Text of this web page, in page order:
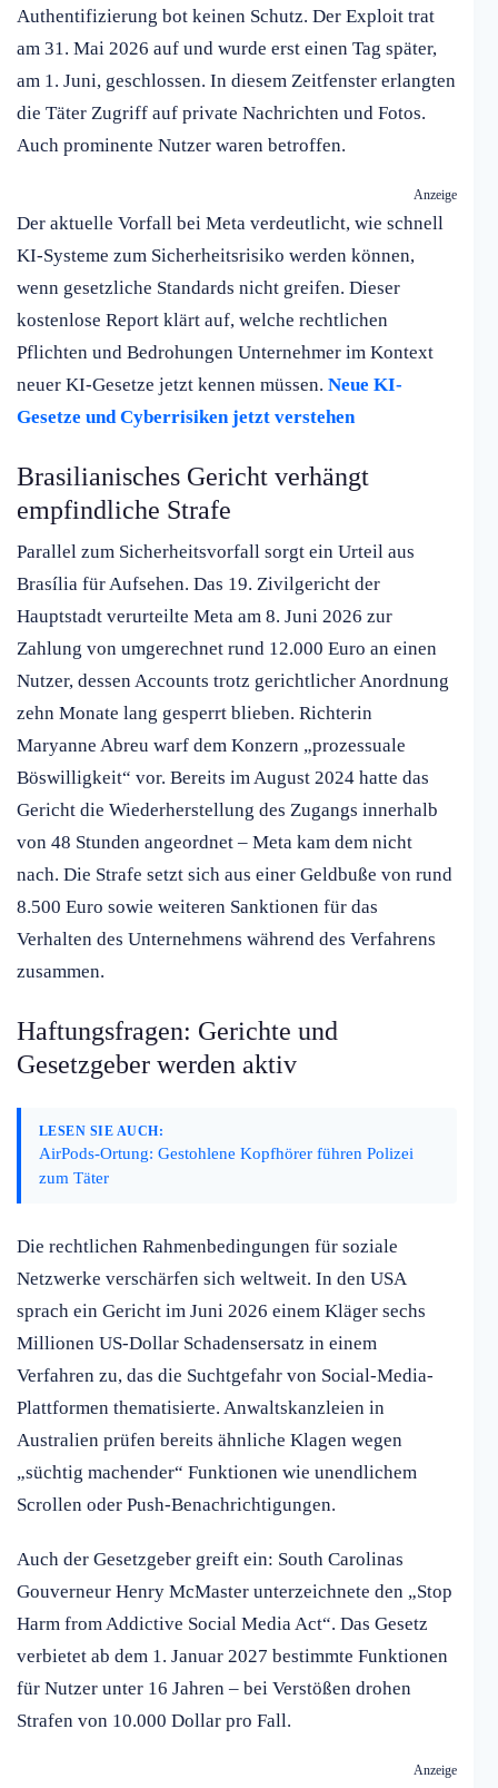
Authentifizierung bot keinen Schutz. Der Exploit trat
am 31. Mai 2026 auf und wurde erst einen Tag später,
am 1. Juni, geschlossen. In diesem Zeitfenster erlangten
die Täter Zugriff auf private Nachrichten und Fotos.
Auch prominente Nutzer waren betroffen.
Anzeige
Der aktuelle Vorfall bei Meta verdeutlicht, wie schnell
KI-Systeme zum Sicherheitsrisiko werden können,
wenn gesetzliche Standards nicht greifen. Dieser
kostenlose Report klärt auf, welche rechtlichen
Pflichten und Bedrohungen Unternehmer im Kontext
neuer KI-Gesetze jetzt kennen müssen. Neue KI-
Gesetze und Cyberrisiken jetzt verstehen
Brasilianisches Gericht verhängt
empfindliche Strafe
Parallel zum Sicherheitsvorfall sorgt ein Urteil aus
Brasília für Aufsehen. Das 19. Zivilgericht der
Hauptstadt verurteilte Meta am 8. Juni 2026 zur
Zahlung von umgerechnet rund 12.000 Euro an einen
Nutzer, dessen Accounts trotz gerichtlicher Anordnung
zehn Monate lang gesperrt blieben. Richterin
Maryanne Abreu warf dem Konzern „prozessuale
Böswilligkeit“ vor. Bereits im August 2024 hatte das
Gericht die Wiederherstellung des Zugangs innerhalb
von 48 Stunden angeordnet – Meta kam dem nicht
nach. Die Strafe setzt sich aus einer Geldbuße von rund
8.500 Euro sowie weiteren Sanktionen für das
Verhalten des Unternehmens während des Verfahrens
zusammen.
Haftungsfragen: Gerichte und
Gesetzgeber werden aktiv
LESEN SIE AUCH:
AirPods-Ortung: Gestohlene Kopfhörer führen Polizei
zum Täter
Die rechtlichen Rahmenbedingungen für soziale
Netzwerke verschärfen sich weltweit. In den USA
sprach ein Gericht im Juni 2026 einem Kläger sechs
Millionen US-Dollar Schadensersatz in einem
Verfahren zu, das die Suchtgefahr von Social-Media-
Plattformen thematisierte. Anwaltskanzleien in
Australien prüfen bereits ähnliche Klagen wegen
„süchtig machender“ Funktionen wie unendlichem
Scrollen oder Push-Benachrichtigungen.
Auch der Gesetzgeber greift ein: South Carolinas
Gouverneur Henry McMaster unterzeichnete den „Stop
Harm from Addictive Social Media Act“. Das Gesetz
verbietet ab dem 1. Januar 2027 bestimmte Funktionen
für Nutzer unter 16 Jahren – bei Verstößen drohen
Strafen von 10.000 Dollar pro Fall.
Anzeige